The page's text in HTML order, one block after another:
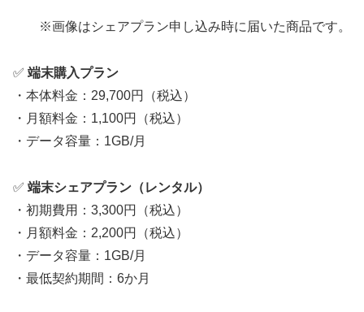
※画像はシェアプラン申し込み時に届いた商品です。
✅ 端末購入プラン
・本体料金：29,700円（税込）
・月額料金：1,100円（税込）
・データ容量：1GB/月
✅ 端末シェアプラン（レンタル）
・初期費用：3,300円（税込）
・月額料金：2,200円（税込）
・データ容量：1GB/月
・最低契約期間：6か月